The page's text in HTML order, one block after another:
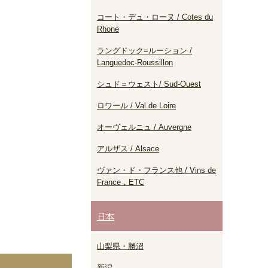
コート・デュ・ローヌ / Cotes du
Rhone
ラングドック=ルーション /
Languedoc-Roussillon
シュド＝ウェスト/ Sud-Ouest
ロワール / Val de Loire
オーヴェルニュ / Auvergne
アルザス / Alsace
ヴァン・ド・フランス他 / Vins de
France，ETC
日本
山梨県・勝沼